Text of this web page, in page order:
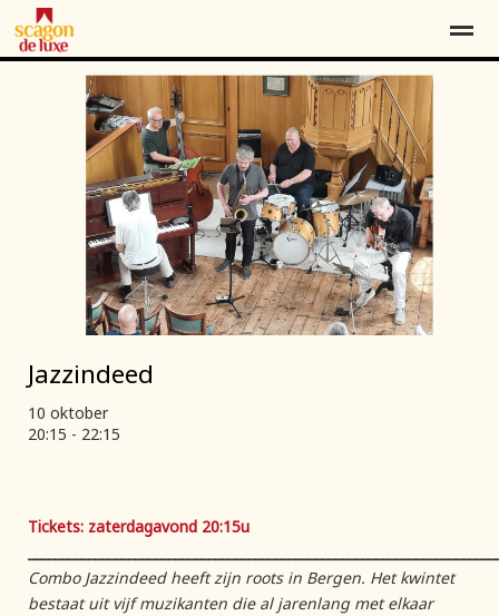
Over ons Word vriend*
Locatie Agenda Contact
Jazzindeed
10 oktober
20:15 - 22:15
Tickets: zaterdagavond 20:15u
Combo Jazzindeed heeft zijn roots in Bergen. Het kwintet
bestaat uit vijf muzikanten die al jarenlang met elkaar